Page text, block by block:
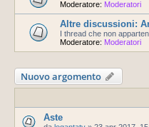
Moderatore: Moderatori
Altre discussioni:
I thread che non
Moderatore: Moderatori
Nuovo argomento
Aste